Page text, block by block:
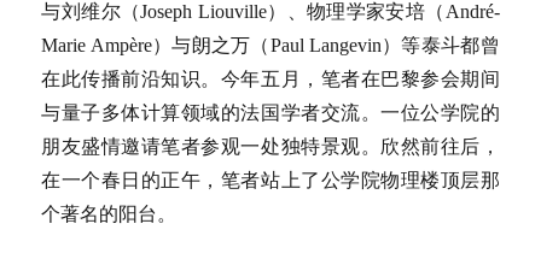
与刘维尔（Joseph Liouville）、物理学家安培（André-
Marie Ampère）与朗之万（Paul Langevin）等泰斗都曾
在此传播前沿知识。今年五月，笔者在巴黎参会期间
与量子多体计算领域的法国学者交流。一位公学院的
朋友盛情邀请笔者参观一处独特景观。欣然前往后，
在一个春日的正午，笔者站上了公学院物理楼顶层那
个著名的阳台。